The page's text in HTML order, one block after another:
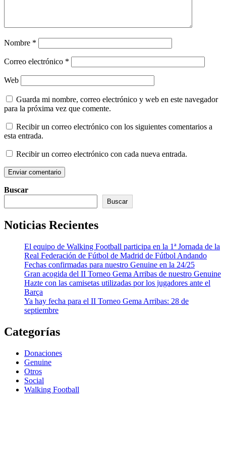
Nombre *
Correo electrónico *
Web
Guarda mi nombre, correo electrónico y web en este navegador
para la próxima vez que comente.
Recibir un correo electrónico con los siguientes comentarios a
esta entrada.
Recibir un correo electrónico con cada nueva entrada.
Buscar
Buscar
Noticias Recientes
El equipo de Walking Football participa en la 1ª Jornada de la
Real Federación de Fútbol de Madrid de Fútbol Andando
Fechas confirmadas para nuestro Genuine en la 24/25
Gran acogida del II Torneo Gema Arribas de nuestro Genuine
Hazte con las camisetas utilizadas por los jugadores ante el
Barça
Ya hay fecha para el II Torneo Gema Arribas: 28 de
septiembre
Categorías
Donaciones
Genuine
Otros
Social
Walking Football